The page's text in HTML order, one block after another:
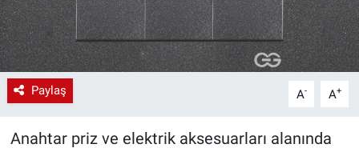
Paylaş A- A+
Anahtar priz ve elektrik aksesuarları alanında